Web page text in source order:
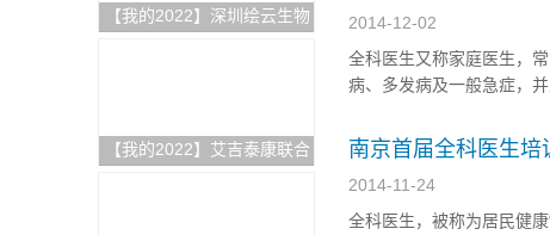
【我的2022】深圳绘云生物
【我的2022】艾吉泰康联合
2014-12-02
全科医生又称家庭医生，
病、多发病及一般急症，
员招聘计划”公告冷淡收场
南京首届全科医生培
2014-11-24
全科医生，被称为居民健